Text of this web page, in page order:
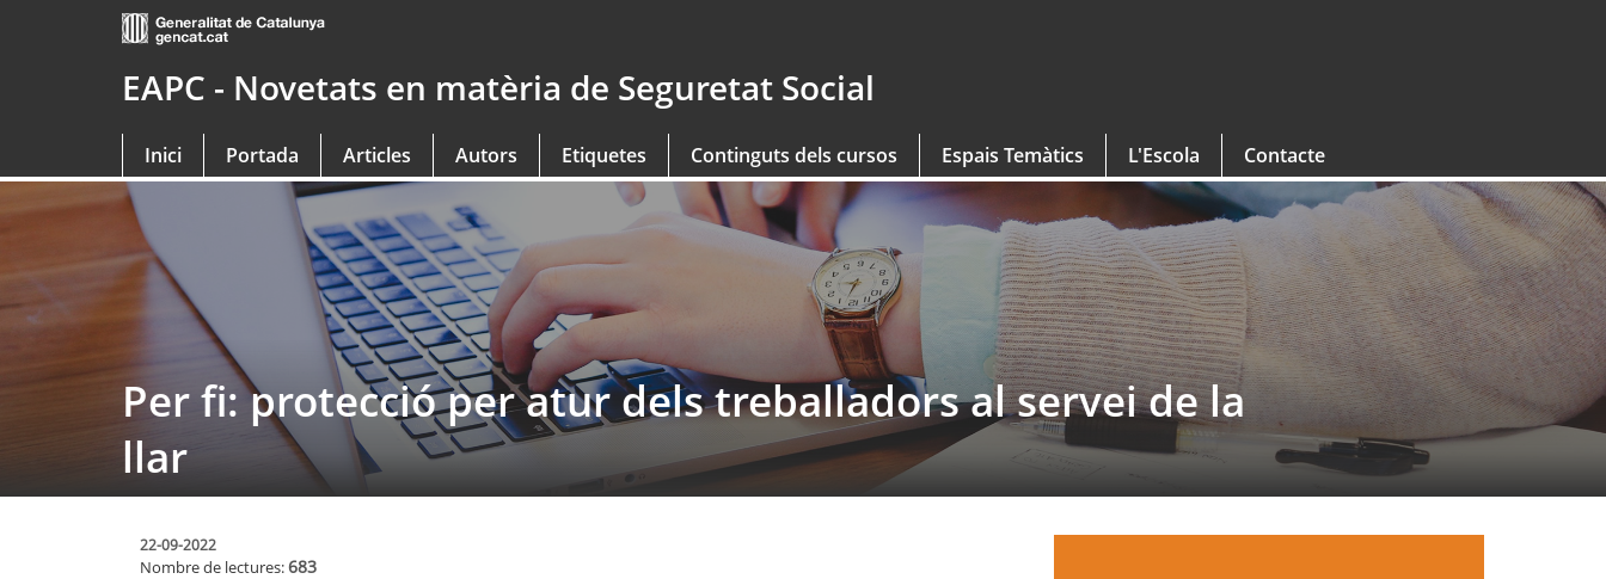
EAPC - Novetats en matèria de Seguretat Social
Inici Portada Articles Autors Etiquetes Continguts dels cursos Espais Temàtics L'Escola Contacte
Per fi: protecció per atur dels treballadors al servei de la
llar
22-09-2022
Nombre de lectures:683